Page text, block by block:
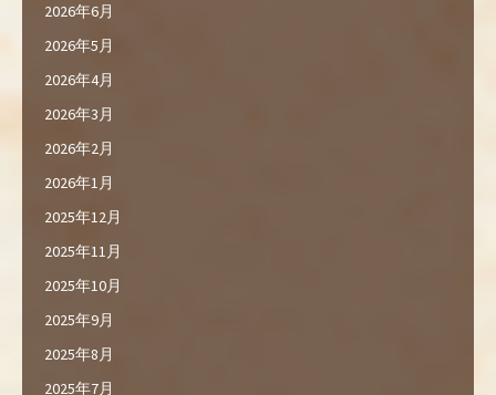
2026年6月
2026年5月
2026年4月
2026年3月
2026年2月
2026年1月
2025年12月
2025年11月
2025年10月
2025年9月
2025年8月
2025年7月